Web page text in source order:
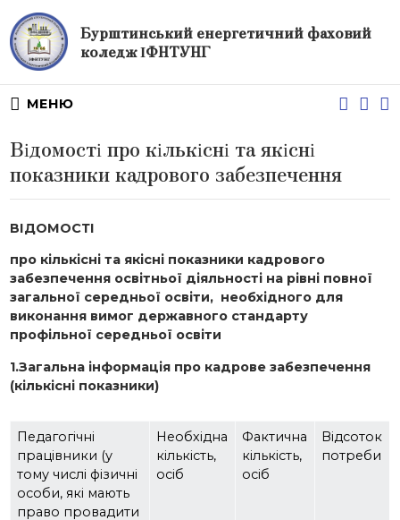
Бурштинський енергетичний фаховий
коледж ІФНТУНГ
МЕНЮ
Відомості про кількісні та якісні
показники кадрового забезпечення
ВІДОМОСТІ
про кількісні та якісні показники кадрового
забезпечення освітньої діяльності на рівні повної
загальної середньої освіти, необхідного для
виконання вимог державного стандарту
профільної середньої освіти
1.Загальна інформація про кадрове забезпечення
(кількісні показники)
Педагогічні
працівники (у
тому числі фізичні
особи, які мають
право провадити
Необхідна
кількість,
осіб
Фактична
кількість,
осіб
Відсоток
потреби